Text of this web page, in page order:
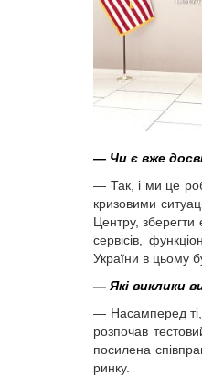
— Чи є вже
— Так, і ми це
кризовими
Центру, зберегти
сервісів,
України в цьому
— Які виклики
— Насамперед
розпочав
посилена
ринку.